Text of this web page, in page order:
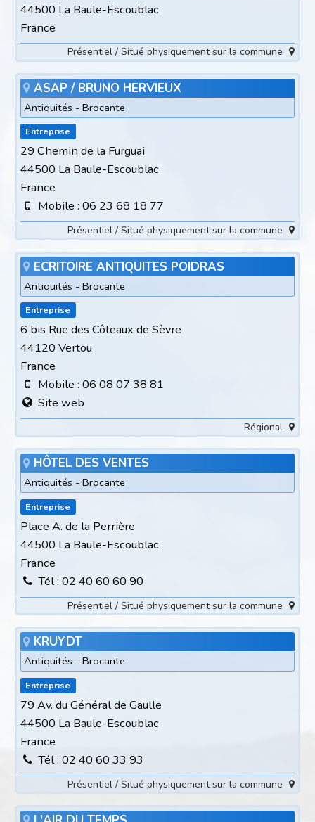
44500 La Baule-Escoublac
France
Présentiel / Situé physiquement sur la commune
ASAP / BRUNO HERVIEUX
Antiquités - Brocante
Entreprise
29 Chemin de la Furguai
44500 La Baule-Escoublac
France
Mobile : 06 23 68 18 77
Présentiel / Situé physiquement sur la commune
ECRITOIRE ANTIQUITES POIDRAS
Antiquités - Brocante
Entreprise
6 bis Rue des Côteaux de Sèvre
44120 Vertou
France
Mobile : 06 08 07 38 81
Site web
Régional
HÔTEL DES VENTES
Antiquités - Brocante
Entreprise
Place A. de la Perrière
44500 La Baule-Escoublac
France
Tél : 02 40 60 60 90
Présentiel / Situé physiquement sur la commune
KRUYDT
Antiquités - Brocante
Entreprise
79 Av. du Général de Gaulle
44500 La Baule-Escoublac
France
Tél : 02 40 60 33 93
Présentiel / Situé physiquement sur la commune